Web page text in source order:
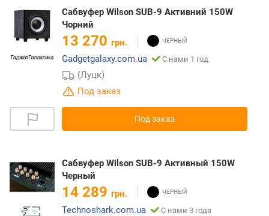
Сабвуфер Wilson SUB-9 Активний 150W
Чорний
13 270 грн.
Gadgetgalaxy.com.ua
С нами 1 год
(Луцк)
Под заказ
Под заказ
Сабвуфер Wilson SUB-9 Активный 150W
Черный
14 289 грн.
Technoshark.com.ua
С нами 3 года